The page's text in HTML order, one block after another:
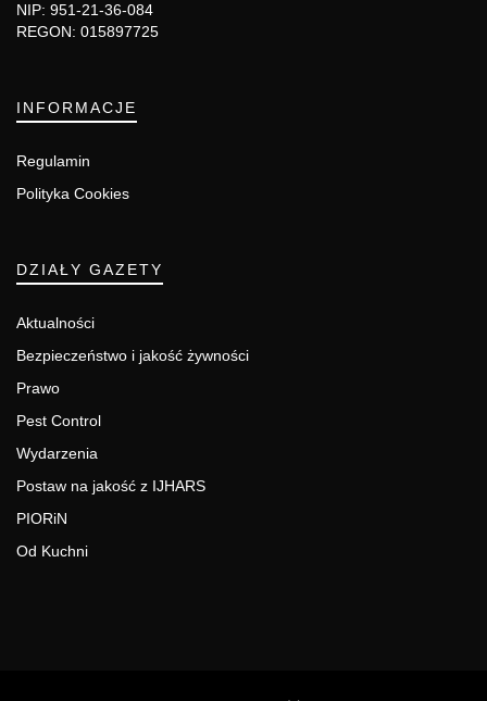
NIP: 951-21-36-084
REGON: 015897725
INFORMACJE
Regulamin
Polityka Cookies
DZIAŁY GAZETY
Aktualności
Bezpieczeństwo i jakość żywności
Prawo
Pest Control
Wydarzenia
Postaw na jakość z IJHARS
PIORiN
Od Kuchni